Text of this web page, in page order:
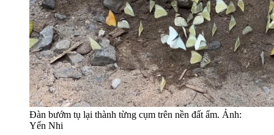
Đàn bướm tụ lại thành từng cụm trên nền đất ẩm. Ảnh:
Yến Nhi